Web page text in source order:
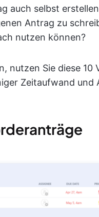
auch selbst
Antrag zu
nutzen können?
nutzen Sie diese 10
Zeitaufwand